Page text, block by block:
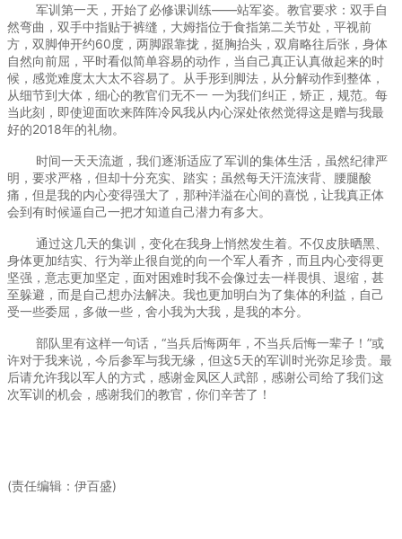
军训第一天，开始了必修课训练——站军姿。教官要求：双手自
然弯曲，双手中指贴于裤缝，大姆指位于食指第二关节处，平视前
方，双脚伸开约60度，两脚跟靠拢，挺胸抬头，双肩略往后张，身体
自然向前屈，平时看似简单容易的动作，当自己真正认真做起来的时
候，感觉难度太大太不容易了。从手形到脚法，从分解动作到整体，
从细节到大体，细心的教官们无不一 一为我们纠正，矫正，规范。每
当此刻，即使迎面吹来阵阵冷风我从内心深处依然觉得这是赠与我最
好的2018年的礼物。
时间一天天流逝，我们逐渐适应了军训的集体生活，虽然纪律严
明，要求严格，但却十分充实、踏实；虽然每天汗流浃背、腰腿酸
痛，但是我的内心变得强大了，那种洋溢在心间的喜悦，让我真正体
会到有时候逼自己一把才知道自己潜力有多大。
通过这几天的集训，变化在我身上悄然发生着。不仅皮肤晒黑、
身体更加结实、行为举止很自觉的向一个军人看齐，而且内心变得更
坚强，意志更加坚定，面对困难时我不会像过去一样畏惧、退缩，甚
至躲避，而是自己想办法解决。我也更加明白为了集体的利益，自己
受一些委屈，多做一些，舍小我为大我，是我的本分。
部队里有这样一句话，“当兵后悔两年，不当兵后悔一辈子！”或
许对于我来说，今后参军与我无缘，但这5天的军训时光弥足珍贵。最
后请允许我以军人的方式，感谢金凤区人武部，感谢公司给了我们这
次军训的机会，感谢我们的教官，你们辛苦了！
(责任编辑：伊百盛)